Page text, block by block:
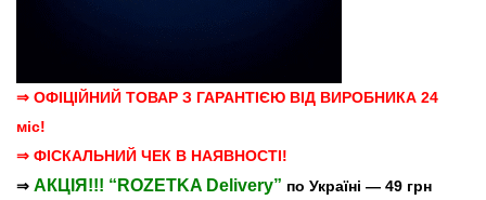
⇒ ОФІЦІЙНИЙ ТОВАР З ГАРАНТІЄЮ ВІД ВИРОБНИКА 24
міс!
⇒ ФІСКАЛЬНИЙ ЧЕК В НАЯВНОСТІ!
⇒ АКЦІЯ!!! “ROZETKA Delivery” по Україні — 49 грн